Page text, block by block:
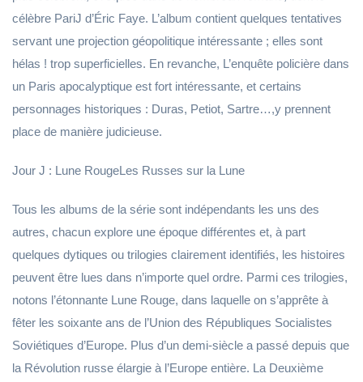
célèbre PariJ d’Éric Faye. L’album contient quelques tentatives
servant une projection géopolitique intéressante ; elles sont
hélas ! trop superficielles. En revanche, L’enquête policière dans
un Paris apocalyptique est fort intéressante, et certains
personnages historiques : Duras, Petiot, Sartre…,y prennent
place de manière judicieuse.
Jour J : Lune RougeLes Russes sur la Lune
Tous les albums de la série sont indépendants les uns des
autres, chacun explore une époque différentes et, à part
quelques dytiques ou trilogies clairement identifiés, les histoires
peuvent être lues dans n’importe quel ordre. Parmi ces trilogies,
notons l’étonnante Lune Rouge, dans laquelle on s’apprête à
fêter les soixante ans de l’Union des Républiques Socialistes
Soviétiques d’Europe. Plus d’un demi-siècle a passé depuis que
la Révolution russe élargie à l’Europe entière. La Deuxième